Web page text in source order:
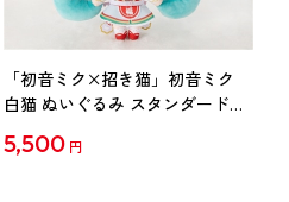
「初音ミク×招き猫」初音ミク
白猫 ぬいぐるみ スタンダード
5,500 円